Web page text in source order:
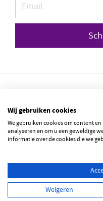
© 2026
NEDERLANDS
Wij gebruiken cookies
We gebruiken cookies om content en
analyseren en om u een geweldige
informatie over de cookies die we
Weigeren